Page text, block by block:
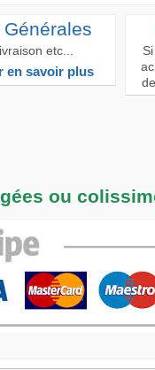
etc...
en savoir plus
ou